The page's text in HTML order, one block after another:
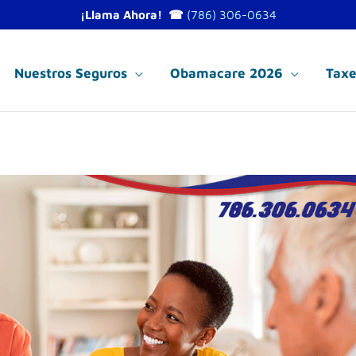
¡Llama Ahora! ☎ (786) 306-0634
Nuestros Seguros Obamacare 2026